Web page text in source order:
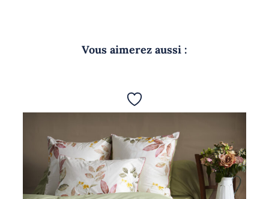
Vous aimerez aussi :